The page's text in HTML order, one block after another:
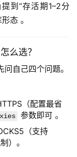
到“存活期1–2分
态 。
么选？
自己四个问题。
（配置最省
参数即可 。
（支持
）。